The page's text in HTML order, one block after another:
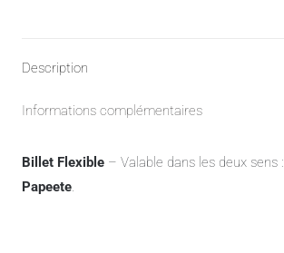
Description
Informations complémentaires
Billet Flexible – Valable dans les deux sens :
Papeete.